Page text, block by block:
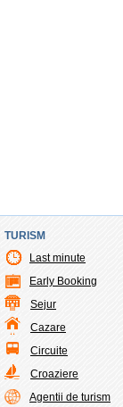
TURISM
Last minute
Early Booking
Sejur
Cazare
Circuite
Croaziere
Agentii de turism